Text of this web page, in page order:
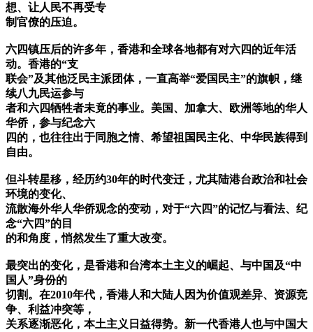
想、让人民不再受专
制官僚的压迫。
六四镇压后的许多年，香港和全球各地都有对六四的近年活
动。香港的“支
联会”及其他泛民主派团体，一直高举“爱国民主”的旗帜，继
续八九民运参与
者和六四牺牲者未竟的事业。美国、加拿大、欧洲等地的华人
华侨，参与纪念六
四的，也往往出于同胞之情、希望祖国民主化、中华民族得到
自由。
但斗转星移，经历约30年的时代变迁，尤其陆港台政治和社会
环境的变化、
流散海外华人华侨观念的变动，对于“六四”的记忆与看法、纪
念“六四”的目
的和角度，悄然发生了重大改变。
最突出的变化，是香港和台湾本土主义的崛起、与中国及“中
国人”身份的
切割。在2010年代，香港人和大陆人因为价值观差异、资源竞
争、利益冲突等，
关系逐渐恶化，本土主义日益得势。新一代香港人也与中国大